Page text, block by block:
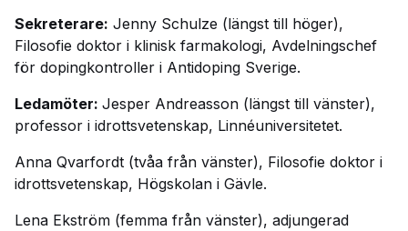
Sekreterare: Jenny Schulze (längst till höger),
Filosofie doktor i klinisk farmakologi, Avdelningschef
för dopingkontroller i Antidoping Sverige.
Ledamöter: Jesper Andreasson (längst till vänster),
professor i idrottsvetenskap, Linnéuniversitetet.
Anna Qvarfordt (tvåa från vänster), Filosofie doktor i
idrottsvetenskap, Högskolan i Gävle.
Lena Ekström (femma från vänster), adjungerad